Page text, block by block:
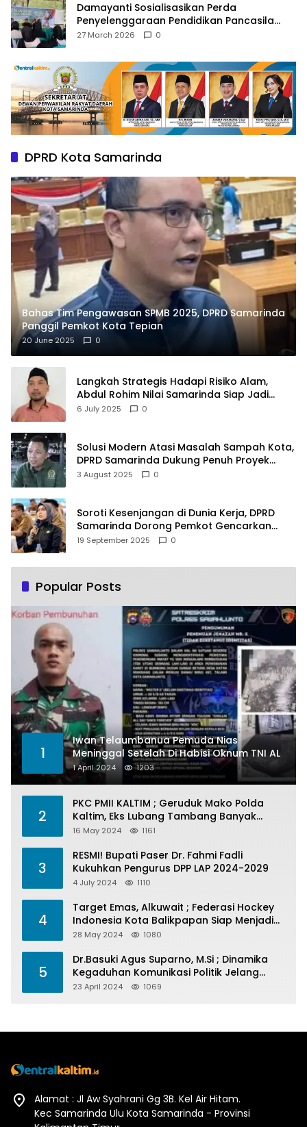
Damayanti Sosialisasikan Perda
Penyelenggaraan Pendidikan Pancasila
dan Wawasan Kebangsaan
27 March 2026 0
DPRD Kota Samarinda
Bahas Tim Pengawasan SPMB 2025, DPRD Samarinda
Panggil Pemkot Kota Tepian
20 June 2025 0
Langkah Strategis Hadapi Risiko Alam,
Abdul Rohim Nilai Samarinda Siap Jadi
Pusat Logistik Bencana Kalimantan
6 July 2025 0
Solusi Modern Atasi Masalah Sampah Kota,
DPRD Samarinda Dukung Penuh Proyek
PLTSA
3 August 2025 0
Soroti Kesenjangan di Dunia Kerja, DPRD
Samarinda Dorong Pemkot Gencarkan
Pemberdayaan Perempuan
19 September 2025 0
Popular Posts
1
Iwan Telaumbanua Pemuda Nias
Meninggal Setelah Di Habisi Oknum TNI AL
1 April 2024 1203
2
PKC PMII KALTIM ; Geruduk Mako Polda
Kaltim, Eks Lubang Tambang Banyak
Menelan Korban
16 May 2024 1161
3
RESMI! Bupati Paser Dr. Fahmi Fadli
Kukuhkan Pengurus DPP LAP 2024-2029
4 July 2024 1110
4
Target Emas, Alkuwait ; Federasi Hockey
Indonesia Kota Balikpapan Siap Menjadi
Barometer Prestasi Di Kaltim
28 May 2024 1080
5
Dr.Basuki Agus Suparno, M.Si ; Dinamika
Kegaduhan Komunikasi Politik Jelang
Pesta Politik 2024
23 April 2024 1069
Alamat : Jl Aw Syahrani Gg 3B. Kel Air Hitam.
Kec Samarinda Ulu Kota Samarinda - Provinsi